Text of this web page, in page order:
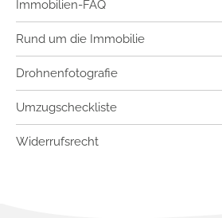
Immobilien-FAQ
Rund um die Immobilie
Drohnenfotografie
Umzugscheckliste
Widerrufsrecht